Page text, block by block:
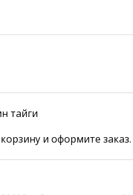
тайги
и оформите